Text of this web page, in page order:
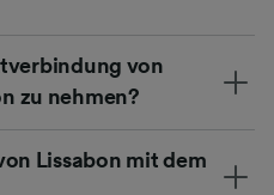
von
zu nehmen?
Lissabon mit dem